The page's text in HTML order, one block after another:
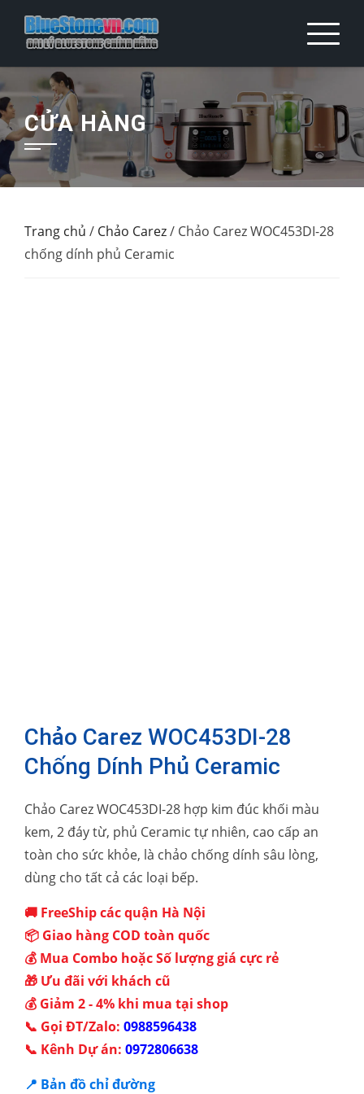
CỬA HÀNG
Trang chủ / Chảo Carez/ Chảo Carez WOC453DI-28
chống dính phủ Ceramic
Chảo Carez WOC453DI-28
Chống Dính Phủ Ceramic
Chảo Carez WOC453DI-28 hợp kim đúc khối màu
kem, 2 đáy từ, phủ Ceramic tự nhiên, cao cấp an
toàn cho sức khỏe, là chảo chống dính sâu lòng,
dùng cho tất cả các loại bếp.
🚚 FreeShip các quận Hà Nội
📦 Giao hàng COD toàn quốc
💰 Mua Combo hoặc Số lượng giá cực rẻ
🎁 Ưu đãi với khách cũ
💰 Giảm 2 - 4% khi mua tại shop
📞 Gọi ĐT/Zalo: 0988596438
📞 Kênh Dự án: 0972806638
📍 Bản đồ chỉ đường